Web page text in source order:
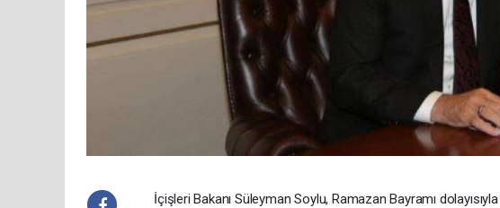
İçişleri Bakanı Süleyman Soylu, Ramazan Bayramı